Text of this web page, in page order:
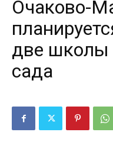
Очаково-
две школы
сада